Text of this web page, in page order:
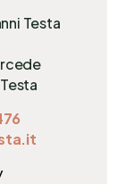
Testa